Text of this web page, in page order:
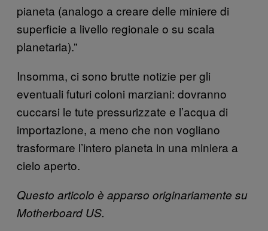
pianeta (analogo a creare delle miniere di
superficie a livello regionale o su scala
planetaria).”
Insomma, ci sono brutte notizie per gli
eventuali futuri coloni marziani: dovranno
cuccarsi le tute pressurizzate e l’acqua di
importazione, a meno che non vogliano
trasformare l’intero pianeta in una miniera a
cielo aperto.
Questo articolo è apparso originariamente su
Motherboard US.